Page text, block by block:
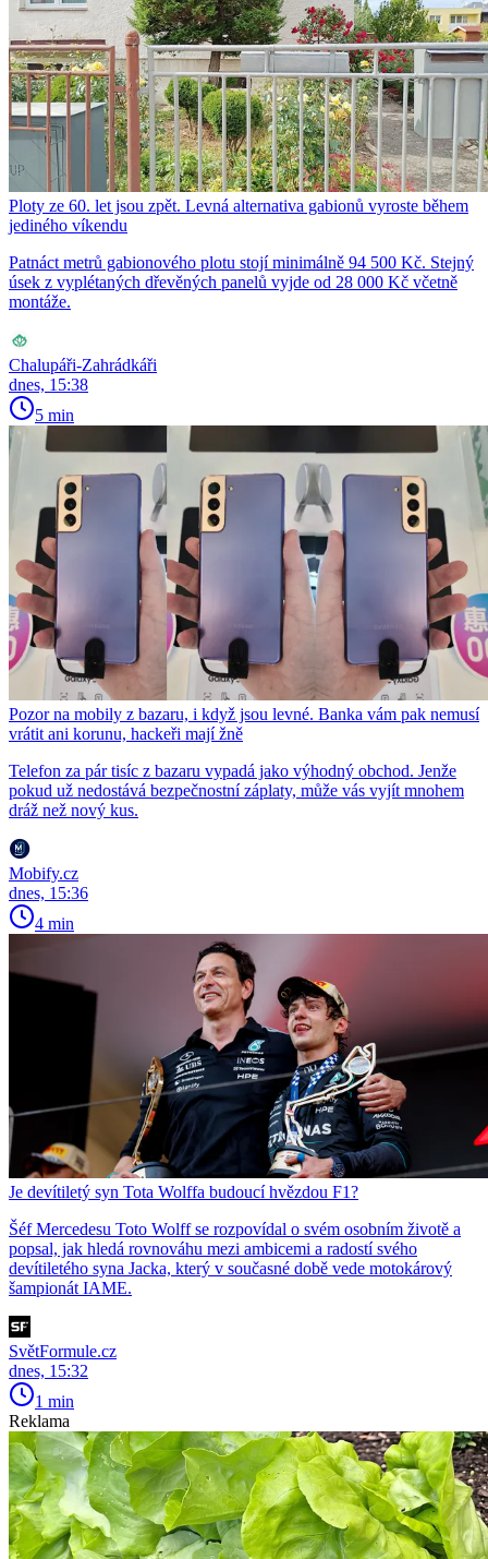
Ploty ze 60. let jsou zpět. Levná alternativa gabionů vyroste během
jediného víkendu
Patnáct metrů gabionového plotu stojí minimálně 94 500 Kč. Stejný
úsek z vyplétaných dřevěných panelů vyjde od 28 000 Kč včetně
montáže.
Chalupáři-Zahrádkáři
dnes, 15:38
5 min
Pozor na mobily z bazaru, i když jsou levné. Banka vám pak nemusí
vrátit ani korunu, hackeři mají žně
Telefon za pár tisíc z bazaru vypadá jako výhodný obchod. Jenže
pokud už nedostává bezpečnostní záplaty, může vás vyjít mnohem
dráž než nový kus.
Mobify.cz
dnes, 15:36
4 min
Je devítiletý syn Tota Wolffa budoucí hvězdou F1?
Šéf Mercedesu Toto Wolff se rozpovídal o svém osobním životě a
popsal, jak hledá rovnováhu mezi ambicemi a radostí svého
devítiletého syna Jacka, který v současné době vede motokárový
šampionát IAME.
SvětFormule.cz
dnes, 15:32
1 min
Reklama